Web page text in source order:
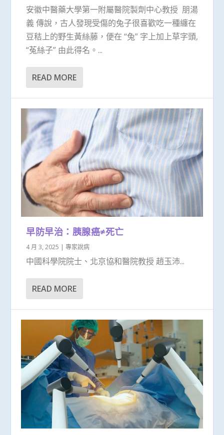
安徽中醫藥大學第一附屬醫院製劑中心教授 朋湯
義 傳說，古人發現受傷的兔子很喜歡吃一種纏在
豆秸上的野生黃絲藤，便在 “兔” 字上加上草字頭,
“菟絲子” 由此得名。...
READ MORE
早防早治：胰腺癌≠死亡
4 月 3, 2025 |專家說病
中國科學院院士、北京協和醫院教授 趙玉沛...
READ MORE